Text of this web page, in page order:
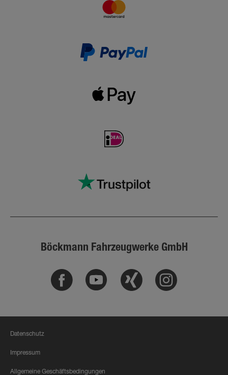
Böckmann Fahrzeugwerke GmbH
Facebook Youtube Xing Instagram
Datenschutz
Impressum
Allgemeine Geschäftsbedingungen